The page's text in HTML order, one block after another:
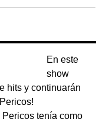
En este
show
hits y continuarán
tenía como